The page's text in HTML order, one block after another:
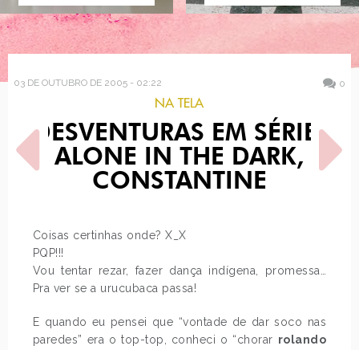
03 DE OUTUBRO DE 2005 - 02:22 0
NA TELA
DESVENTURAS EM SÉRIE,
ALONE IN THE DARK,
CONSTANTINE
Coisas certinhas onde? X_X
PQP!!!
Vou tentar rezar, fazer dança indígena, promessa…
Pra ver se a urucubaca passa!
E quando eu pensei que “vontade de dar soco nas
paredes” era o top-top, conheci o “chorar rolando
POST ANTERIOR
ANIVERSÁRIO
LIBERDADE…